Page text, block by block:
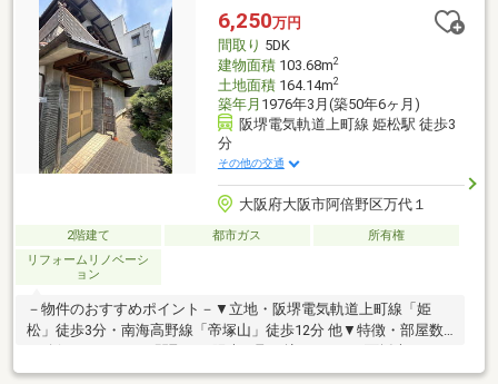
る税金や法律、その他の手続きの事など何でもお気軽にご相談下
さい。お客様が一番良い選択が出来るように色々な視点でご提案
いたします。
6,250万円
間取り 5DK
建物面積103.68m2
土地面積164.14m2
築年月 1976年3月(築50年6ヶ月)
阪堺電気軌道上町線 姫松駅 徒歩3
分
その他の交通
大阪府大阪市阿倍野区万代１
2階建て 都市ガス
所有権
リフォームリノベーシ
ョン
－物件のおすすめポイント－▼立地・阪堺電気軌道上町線「姫
松」徒歩3分・南海高野線「帝塚山」徒歩12分 他▼特徴・部屋数
DK・続き間の約8帖の和室有・東・西の両面バルコニー・浴室・